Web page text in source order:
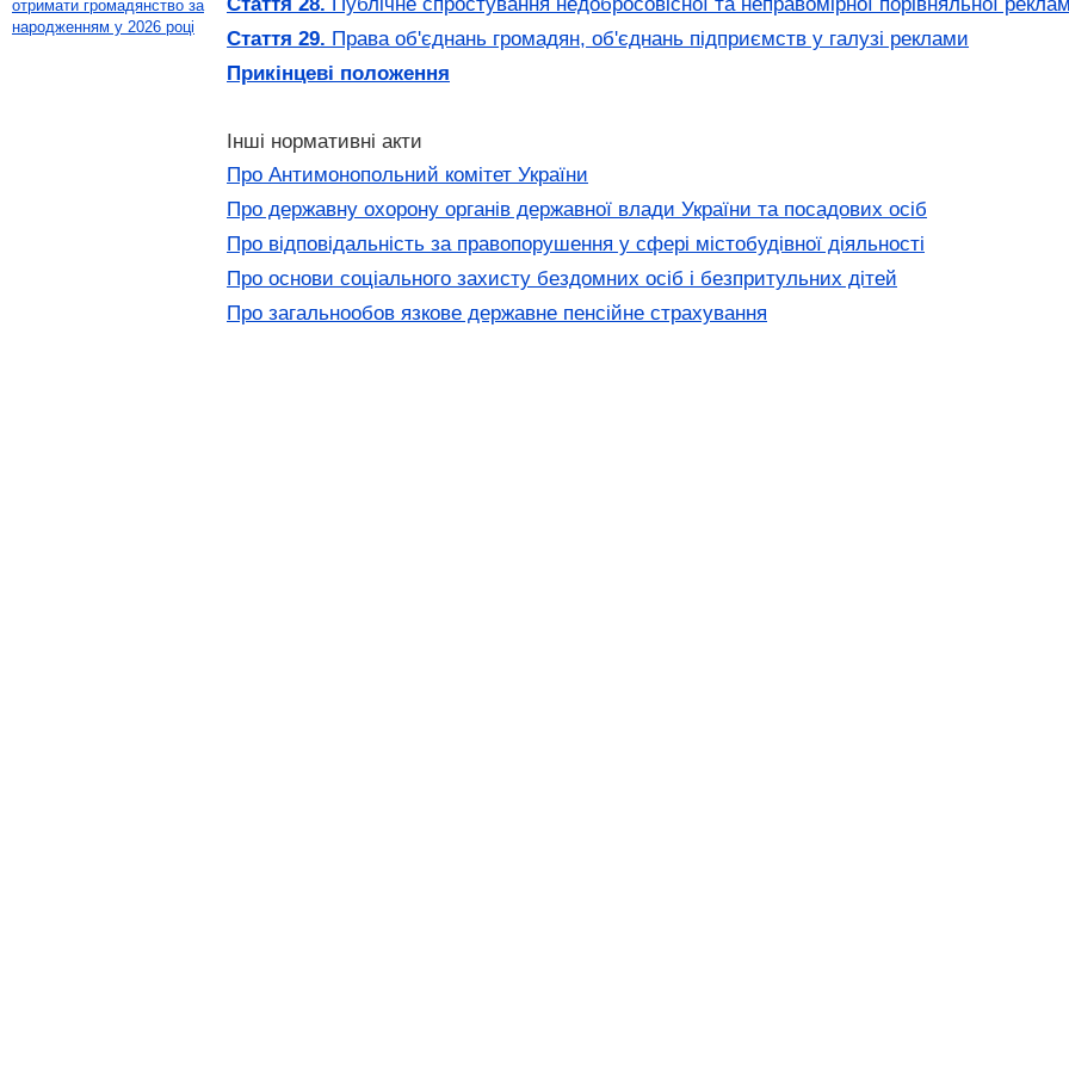
Стаття 29. Права об'єднань громадян, об'єднань підприємств у галузі реклами
Прикінцеві положення
Інші нормативні акти
Про Антимонопольний комітет України
Про державну охорону органів державної влади України та посадових осіб
Про відповідальність за правопорушення у сфері містобудівної діяльності
Про основи соціального захисту бездомних осіб і безпритульних дітей
Про загальнообов язкове державне пенсійне страхування
отримати громадянство за
народженням у 2026 році